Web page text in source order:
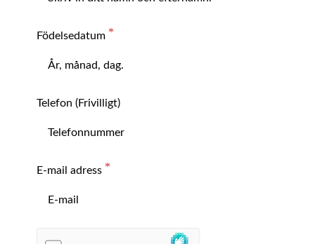
Födelsedatum
Telefon (Frivilligt)
E-mail adress